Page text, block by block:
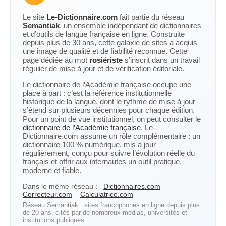
Le site Le-Dictionnaire.com fait partie du réseau
Semantiak, un ensemble indépendant de dictionnaires
et d’outils de langue française en ligne. Construite
depuis plus de 30 ans, cette galaxie de sites a acquis
une image de qualité et de fiabilité reconnue. Cette
page dédiée au mot rosiériste s’inscrit dans un travail
régulier de mise à jour et de vérification éditoriale.
Le dictionnaire de l’Académie française occupe une
place à part : c’est la référence institutionnelle
historique de la langue, dont le rythme de mise à jour
s’étend sur plusieurs décennies pour chaque édition.
Pour un point de vue institutionnel, on peut consulter le
dictionnaire de l’Académie française. Le-
Dictionnaire.com assume un rôle complémentaire : un
dictionnaire 100 % numérique, mis à jour
régulièrement, conçu pour suivre l’évolution réelle du
français et offrir aux internautes un outil pratique,
moderne et fiable.
Dans le même réseau :
Dictionnaires.com
Correcteur.com
Calculatrice.com
Réseau Semantiak : sites francophones en ligne depuis plus
de 20 ans, cités par de nombreux médias, universités et
institutions publiques.